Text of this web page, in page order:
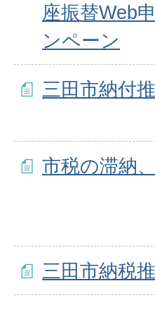
座振替Web
ンペーン
三田市納付
市税の滞納
三田市納税